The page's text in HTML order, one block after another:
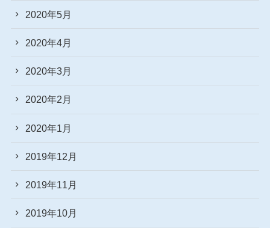
2020年5月
2020年4月
2020年3月
2020年2月
2020年1月
2019年12月
2019年11月
2019年10月